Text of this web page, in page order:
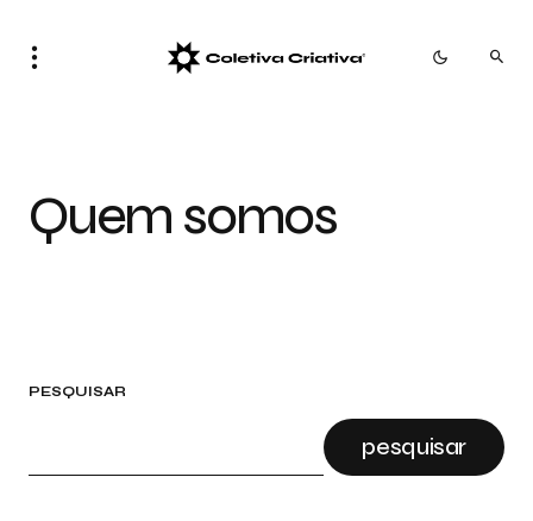
Quem somos
PESQUISAR
pesquisar